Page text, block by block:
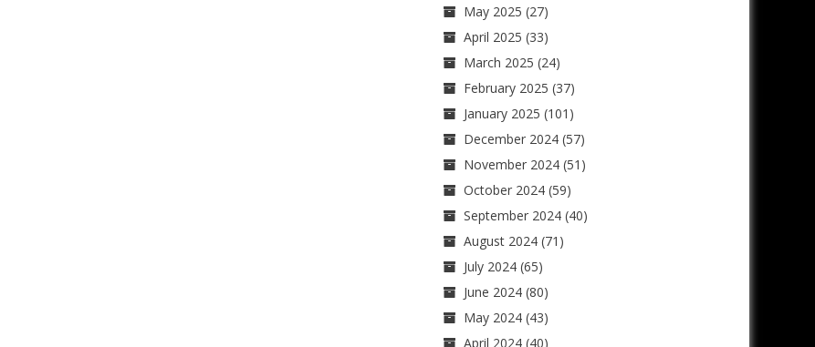
May 2025 (27)
April 2025 (33)
March 2025 (24)
February 2025 (37)
January 2025 (101)
December 2024(57)
November 2024(51)
October 2024(59)
September 2024(40)
August 2024(71)
July 2024(65)
June 2024(80)
May 2024(43)
April 2024(40)